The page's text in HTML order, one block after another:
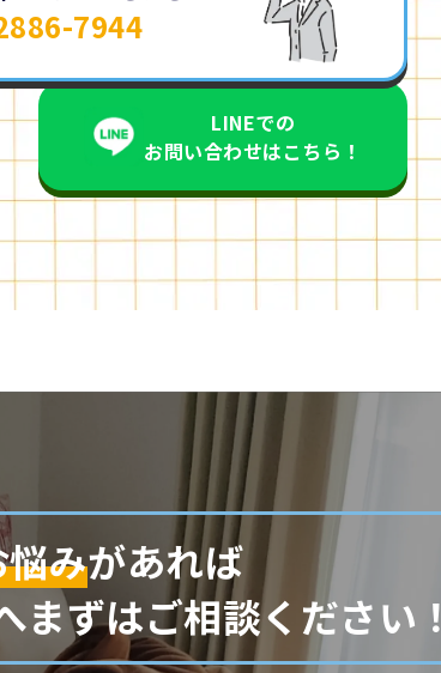
7944
LINEでの
お問い合わせはこちら！
みがあれば
まずはご相談ください！